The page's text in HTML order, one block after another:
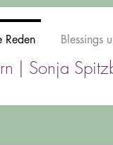
Reden Blessings
| Sonja